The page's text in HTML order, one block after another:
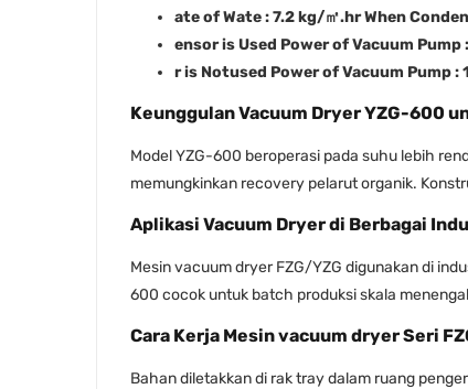
ate of Wate : 7.2 kg/㎡.hr When
ensor is Used Power of Vacuum
r is Notused Power of Vacuum Pump
Keunggulan Vacuum Dryer YZG-600
Model YZG-600 beroperasi pada suhu lebih
memungkinkan recovery pelarut organik.
Aplikasi Vacuum Dryer di Berbagai
Mesin vacuum dryer FZG/YZG digunakan di
600 cocok untuk batch produksi skala
Cara Kerja Mesin vacuum dryer Seri
Bahan diletakkan di rak tray dalam ruang